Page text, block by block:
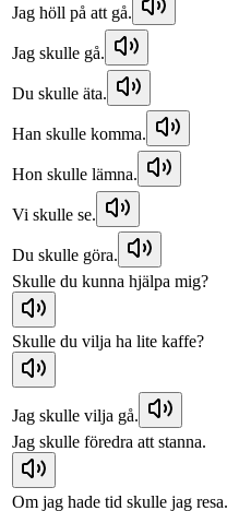
Jag höll på att gå.
Jag skulle gå.
Du skulle äta.
Han skulle komma.
Hon skulle lämna.
Vi skulle se.
Du skulle göra.
Skulle du kunna hjälpa mig?
Skulle du vilja ha lite kaffe?
Jag skulle vilja gå.
Jag skulle föredra att stanna.
Om jag hade tid skulle jag resa.